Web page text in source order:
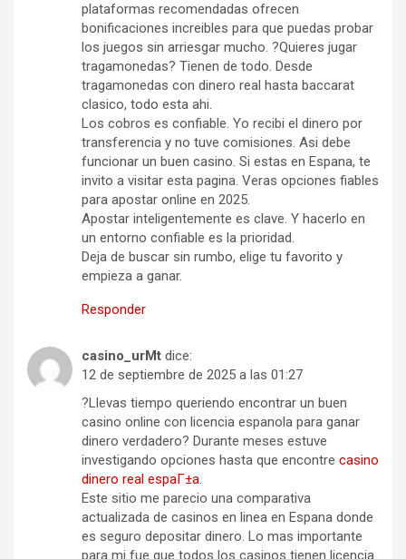
plataformas recomendadas ofrecen
bonificaciones increibles para que puedas probar
los juegos sin arriesgar mucho. ?Quieres jugar
tragamonedas? Tienen de todo. Desde
tragamonedas con dinero real hasta baccarat
clasico, todo esta ahi.
Los cobros es confiable. Yo recibi el dinero por
transferencia y no tuve comisiones. Asi debe
funcionar un buen casino. Si estas en Espana, te
invito a visitar esta pagina. Veras opciones fiables
para apostar online en 2025.
Apostar inteligentemente es clave. Y hacerlo en
un entorno confiable es la prioridad.
Deja de buscar sin rumbo, elige tu favorito y
empieza a ganar.
Responder
casino_urMt dice:
12 de septiembre de 2025 a las 01:27
?Llevas tiempo queriendo encontrar un buen
casino online con licencia espanola para ganar
dinero verdadero? Durante meses estuve
investigando opciones hasta que encontre casino
dinero real espaГ±a.
Este sitio me parecio una comparativa
actualizada de casinos en linea en Espana donde
es seguro depositar dinero. Lo mas importante
para mi fue que todos los casinos tienen licencia